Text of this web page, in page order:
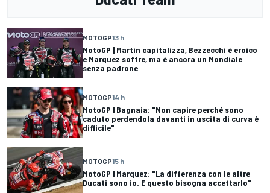
MOTOGP13 h
MotoGP | Martin capitalizza, Bezzecchi è eroico
e Marquez soffre, ma è ancora un Mondiale
senza padrone
MOTOGP14 h
MotoGP | Bagnaia: "Non capire perché sono
caduto perdendola davanti in uscita di curva è
difficile"
MOTOGP15 h
MotoGP | Marquez: "La differenza con le altre
Ducati sono io. E questo bisogna accettarlo"